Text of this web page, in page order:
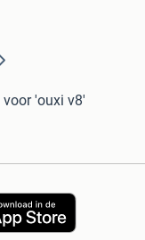
voor 'ouxi v8'